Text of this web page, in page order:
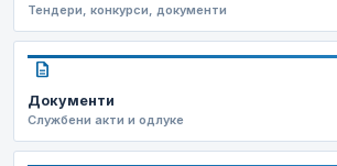
Тендери, конкурси, документи
description
Документи
Службени акти и одлуке